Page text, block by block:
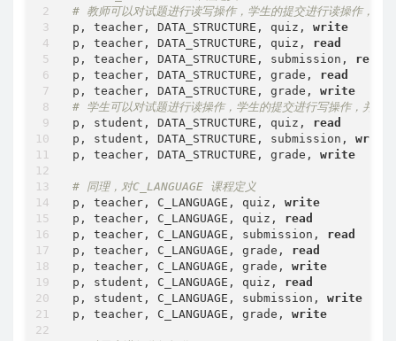
# 教师可以对试题进行读写操作，学生的提交进行读操作，并
p, teacher, DATA_STRUCTURE, quiz, write
p, teacher, DATA_STRUCTURE, quiz, read
p, teacher, DATA_STRUCTURE, submission, read
p, teacher, DATA_STRUCTURE, grade, read
p, teacher, DATA_STRUCTURE, grade, write
# 学生可以对试题进行读操作，学生的提交进行写操作，并对
p, student, DATA_STRUCTURE, quiz, read
p, student, DATA_STRUCTURE, submission, write
p, teacher, DATA_STRUCTURE, grade, write
# 同理，对C_LANGUAGE 课程定义
p, teacher, C_LANGUAGE, quiz, write
p, teacher, C_LANGUAGE, quiz, read
p, teacher, C_LANGUAGE, submission, read
p, teacher, C_LANGUAGE, grade, read
p, teacher, C_LANGUAGE, grade, write
p, student, C_LANGUAGE, quiz, read
p, student, C_LANGUAGE, submission, write
p, teacher, C_LANGUAGE, grade, write